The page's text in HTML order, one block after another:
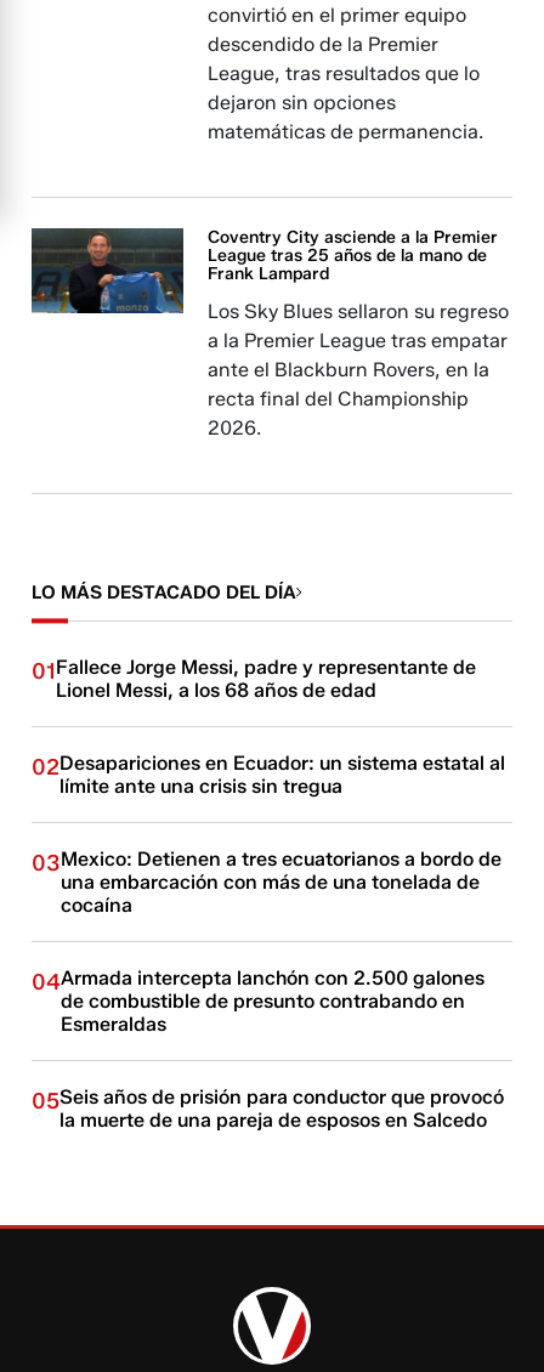
convirtió en el primer equipo
descendido de la Premier
League, tras resultados que lo
dejaron sin opciones
matemáticas de permanencia.
Coventry City asciende a la Premier
League tras 25 años de la mano de
Frank Lampard
Los Sky Blues sellaron su regreso
a la Premier League tras empatar
ante el Blackburn Rovers, en la
recta final del Championship
2026.
LO MÁS DESTACADO DEL DÍA
01Fallece Jorge Messi, padre y representante de
Lionel Messi, a los 68 años de edad
02Desapariciones en Ecuador: un sistema estatal al
límite ante una crisis sin tregua
03Mexico: Detienen a tres ecuatorianos a bordo de
una embarcación con más de una tonelada de
cocaína
04Armada intercepta lanchón con 2.500 galones
de combustible de presunto contrabando en
Esmeraldas
05Seis años de prisión para conductor que provocó
la muerte de una pareja de esposos en Salcedo